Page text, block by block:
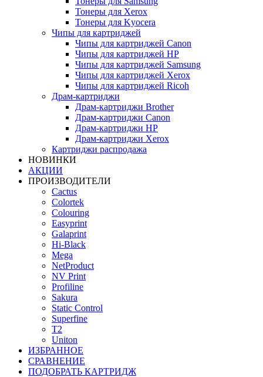
Тонеры для Xerox
Тонеры для Kyocera
Чипы для картриджей
Чипы для картриджей Canon
Чипы для картриджей HP
Чипы для картриджей Samsung
Чипы для картриджей Xerox
Чипы для картриджей Ricoh
Драм-картриджи
Драм-картриджи Brother
Драм-картриджи Canon
Драм-картриджи HP
Драм-картриджи Xerox
Картриджи распродажа
НОВИНКИ
АКЦИИ
ПРОИЗВОДИТЕЛИ
Cactus
Colortek
Colouring
Easyprint
Galaprint
Hi-Black
Mega
NetProduct
NV Print
Profiline
Sakura
Static Control
Superfine
T2
Uniton
ИЗБРАННОЕ
СРАВНЕНИЕ
ПОДОБРАТЬ КАРТРИДЖ